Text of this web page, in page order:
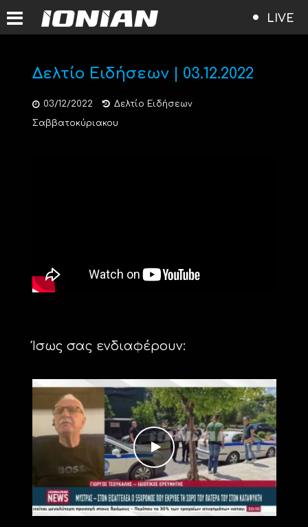
LIVE
Δελτίο Ειδήσεων | 03.12.2022
03/12/2022
Δελτίο Ειδήσεων
Σαββατοκύριακου
Ίσως σας ενδιαφέρουν: